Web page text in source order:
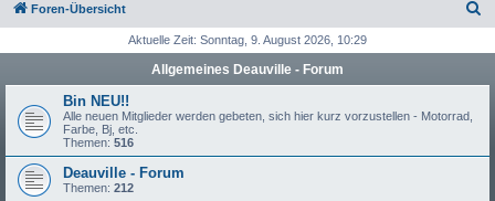
Foren-Übersicht
h
Aktuelle Zeit: Sonntag, 9. August 2026, 10:29
Allgemeines Deauville - Forum
Bin NEU!!
Alle neuen Mitglieder werden gebeten, sich hier kurz vorzustellen - Motorrad,
Farbe, Bj, etc.
Themen: 516
Deauville - Forum
Themen: 212